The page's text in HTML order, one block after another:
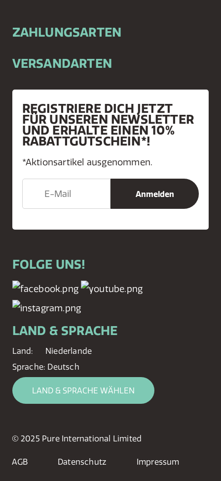
ZAHLUNGSARTEN
VERSANDARTEN
REGISTRIERE DICH JETZT
FÜR UNSEREN NEWSLETTER
UND ERHALTE EINEN 10%
RABATTGUTSCHEIN*!
*Aktionsartikel ausgenommen.
FOLGE UNS!
LAND & SPRACHE
Land:
Niederlande
Sprache: Deutsch
LAND & SPRACHE WÄHLEN
© 2025 Pure International Limited
AGB Datenschutz Impressum